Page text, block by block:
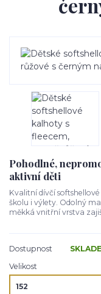
Pohodlné,
aktivní děti
Kvalitní dívčí
školu i výlety. Odolný
měkká vnitřní vrstva
Dostupnost
Velikost